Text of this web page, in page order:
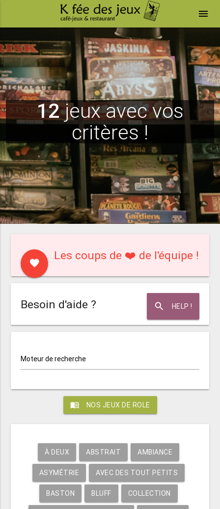
menu
12jeux avec vos
critères !
favorite
Les coups de ❤️ de l'équipe !
search HELP !
Besoin d'aide ?
Moteur de recherche
menu_book NOS JEUX DE ROLE
À DEUX ABSTRAIT AMBIANCE
ASYMÉTRIE AVEC DES TOUT PETITS
BASTON BLUFF COLLECTION